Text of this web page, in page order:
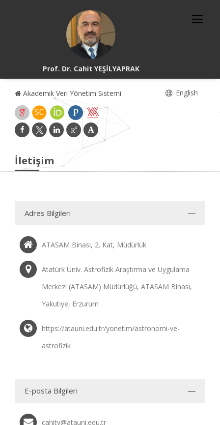
Prof. Dr. Cahit YEŞİLYAPRAK
Akademik Veri Yönetim Sistemi English
İletişim
Adres Bilgileri
ATASAM Binası, 2. Kat, Müdürlük
Atatürk Üniv. Astrofizik Araştırma ve Uygulama
Merkezi (ATASAM) Müdürlüğü, ATASAM Binası,
Yakutiye, Erzurum
https://atauni.edu.tr/yonetim/astronomi-ve-
astrofizik
E-posta Bilgileri
cahity@atauni.edu.tr